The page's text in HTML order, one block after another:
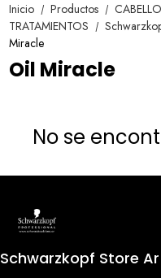
Inicio / Productos / CABELLO
TRATAMIENTOS /
Miracle
Oil Miracle
No se
Schwarzkopf Store Ar